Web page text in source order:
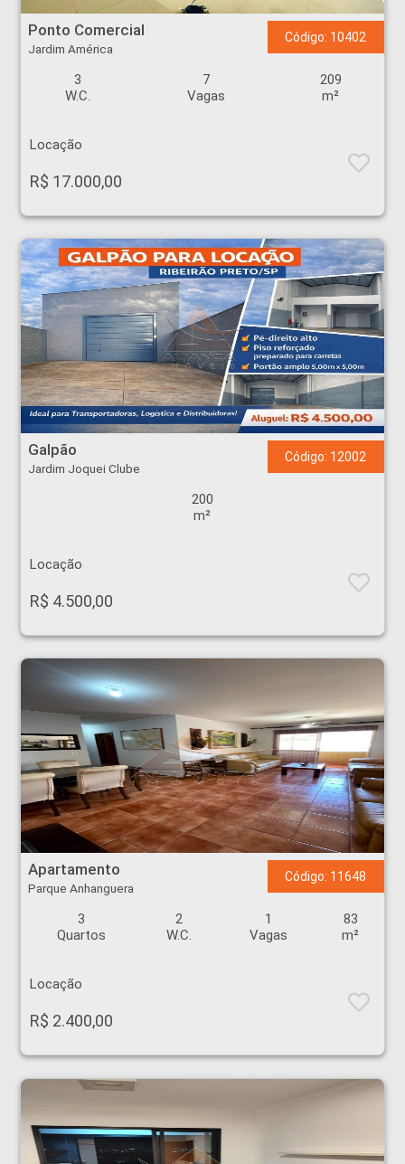
Ponto Comercial - Jardim América - Ribeirão Preto
Ponto Comercial
Jardim América
Código: 10402
3
W.C.
7
Vagas
209
m²
Locação
R$ 17.000,00
Galpão - Jardim Joquei Clube - Ribeirão Preto
Galpão
Jardim Joquei Clube
Código: 12002
200
m²
Locação
R$ 4.500,00
Apartamento - Parque Anhanguera - Ribeirão Preto
Apartamento
Parque Anhanguera
Código: 11648
3
Quartos
2
W.C.
1
Vagas
83
m²
Locação
R$ 2.400,00